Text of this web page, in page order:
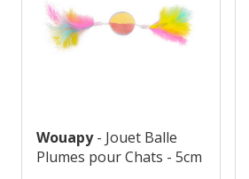
Wouapy- Jouet Balle
Plumes pour Chats - 5cm